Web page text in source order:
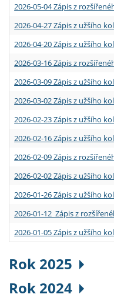
2026-05-04 Zápis z
2026-04-27 Zápis z užšího
2026-04-20 Zápis z užšího
2026-03-16 Zápis z
2026-03-09 Zápis z užšího
2026-03-02 Zápis z užšího
2026-02-23 Zápis z užšího
2026-02-16 Zápis z užšího
2026-02-09 Zápis z
2026-02-02 Zápis z užšího
2026-01-26 Zápis z užšího
2026-01-12 Zápis z
2026-01-05 Zápis z užšího
Rok 2025
Rok 2024